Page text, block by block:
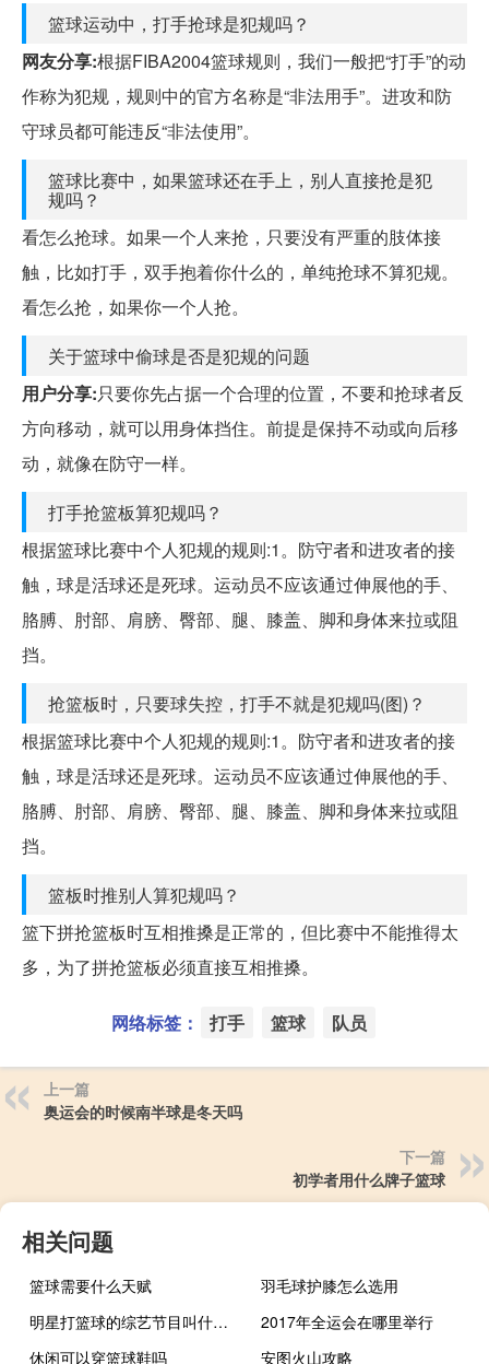
篮球运动中，打手抢球是犯规吗？
网友分享:根据FIBA2004篮球规则，我们一般把“打手”的动
作称为犯规，规则中的官方名称是“非法用手”。进攻和防
守球员都可能违反“非法使用”。
篮球比赛中，如果篮球还在手上，别人直接抢是犯
规吗？
看怎么抢球。如果一个人来抢，只要没有严重的肢体接
触，比如打手，双手抱着你什么的，单纯抢球不算犯规。
看怎么抢，如果你一个人抢。
关于篮球中偷球是否是犯规的问题
用户分享:只要你先占据一个合理的位置，不要和抢球者反
方向移动，就可以用身体挡住。前提是保持不动或向后移
动，就像在防守一样。
打手抢篮板算犯规吗？
根据篮球比赛中个人犯规的规则:1。防守者和进攻者的接
触，球是活球还是死球。运动员不应该通过伸展他的手、
胳膊、肘部、肩膀、臀部、腿、膝盖、脚和身体来拉或阻
挡。
抢篮板时，只要球失控，打手不就是犯规吗(图)？
根据篮球比赛中个人犯规的规则:1。防守者和进攻者的接
触，球是活球还是死球。运动员不应该通过伸展他的手、
胳膊、肘部、肩膀、臀部、腿、膝盖、脚和身体来拉或阻
挡。
篮板时推别人算犯规吗？
篮下拼抢篮板时互相推搡是正常的，但比赛中不能推得太
多，为了拼抢篮板必须直接互相推搡。
网络标签： 打手 篮球 队员
上一篇
奥运会的时候南半球是冬天吗
下一篇
初学者用什么牌子篮球
相关问题
篮球需要什么天赋
羽毛球护膝怎么选用
明星打篮球的综艺节目叫什么2019
2017年全运会在哪里举行
休闲可以穿篮球鞋吗
安图火山攻略